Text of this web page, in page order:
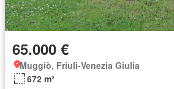
65.000 €
Muggiò, Friuli-Venezia Giulia
672 m²